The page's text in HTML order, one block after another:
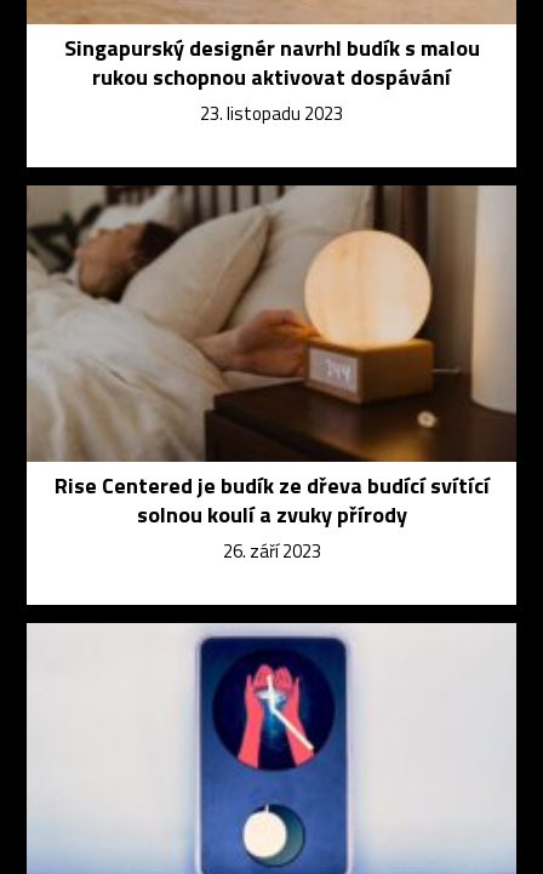
Singapurský designér navrhl budík s malou
rukou schopnou aktivovat dospávání
23. listopadu 2023
Rise Centered je budík ze dřeva budící svítící
solnou koulí a zvuky přírody
26. září 2023